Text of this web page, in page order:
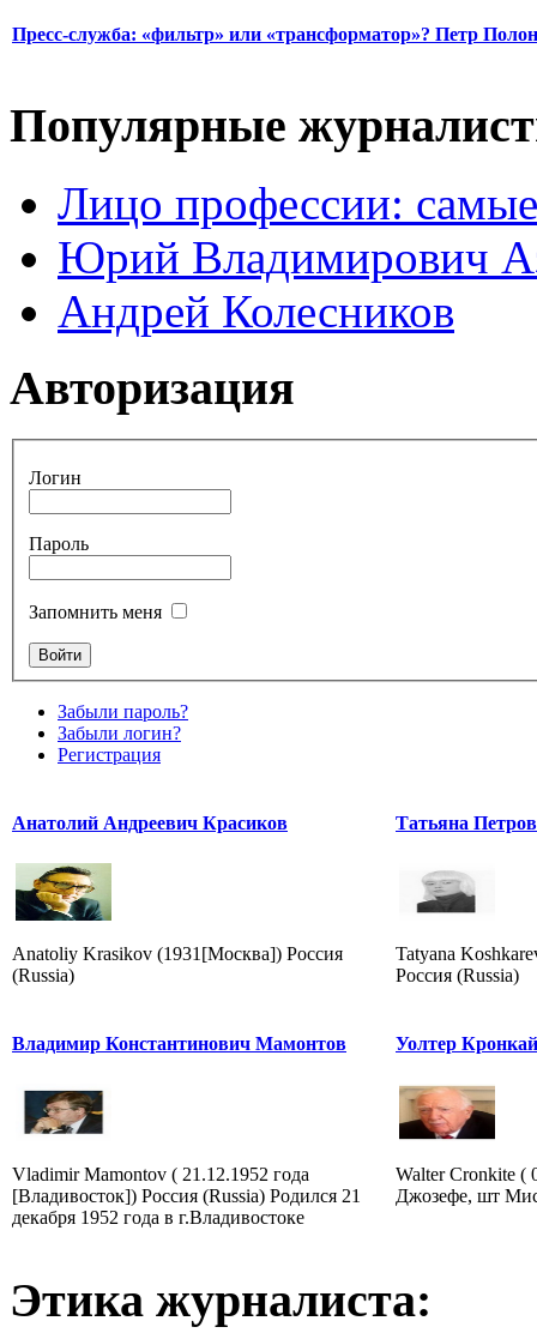
Пресс-служба: «фильтр» или «трансформатор»? Петр
Популярные
Лицо профессии:
Юрий Владимирович
Андрей Колесников
Авторизация
Логин
Пароль
Запомнить меня
Забыли пароль?
Забыли логин?
Регистрация
Анатолий Андреевич Красиков
Anatoliy Krasikov (1931[Москва]) Россия
(Russia)
Татьяна
Tatyana
Россия (Russia)
Владимир Константинович Мамонтов
Vladimir Mamontov ( 21.12.1952 года
[Владивосток]) Россия (Russia) Родился 21
декабря 1952 года в г.Владивостоке
Уолтер
Walter Cronkite (
Джозефе, шт
Этика журналиста: